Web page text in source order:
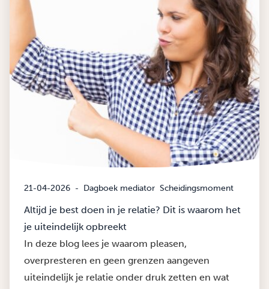
21-04-2026 - Dagboek mediator Scheidingsmoment
Altijd je best doen in je relatie? Dit is waarom het
je uiteindelijk opbreekt
In deze blog lees je waarom pleasen,
overpresteren en geen grenzen aangeven
uiteindelijk je relatie onder druk zetten en wat